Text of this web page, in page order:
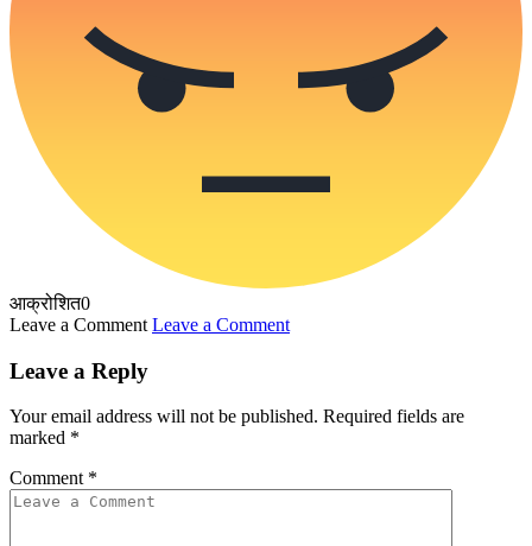
आक्रोशित0
Leave a Comment Leave a Comment
Leave a Reply
Your email address will not be published. Required fields are
marked *
Comment *